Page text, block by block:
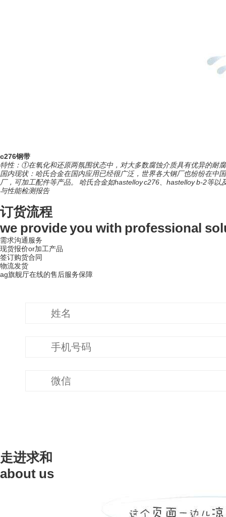
c276钢带
特性：①在氧化和还原两氛围状态中，对大多数腐蚀介质具有优异的耐
国内现状：哈氏合金在国内应用已经很广泛，世界各大钢厂也纷纷在中
厂，可加工配件等产品。 哈氏合金如hastelloy c276、hastelloy b-2等
与性能检测报告
订货流程
we provide you with professional
需求沟通服务
现货报价or加工产品
签订购货合同
物流发货
ag旗舰厅在线的售后服务保障
走进求和
about us